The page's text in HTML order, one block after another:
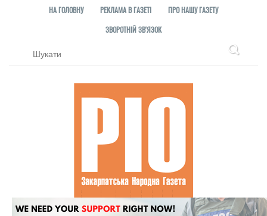
НА ГОЛОВНУ РЕКЛАМА В ГАЗЕТІ
ПРО НАШУ ГАЗЕТУ
ЗВОРОТНІЙ ЗВ'ЯЗОК